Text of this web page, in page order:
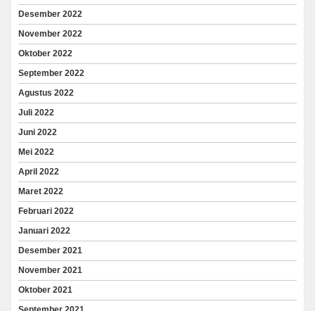
Desember 2022
November 2022
Oktober 2022
September 2022
Agustus 2022
Juli 2022
Juni 2022
Mei 2022
April 2022
Maret 2022
Februari 2022
Januari 2022
Desember 2021
November 2021
Oktober 2021